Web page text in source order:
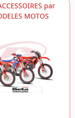
par
MOTOS